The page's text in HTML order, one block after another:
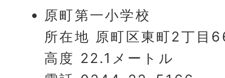
原町第一小学校
所在地 原町区東町2丁目
高度 22.1メートル